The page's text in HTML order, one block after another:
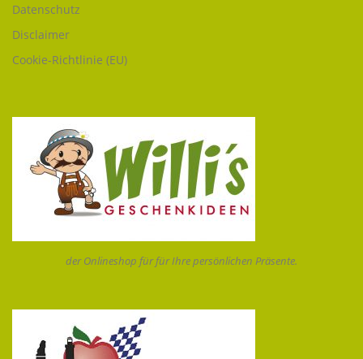
Datenschutz
Disclaimer
Cookie-Richtlinie (EU)
der Onlineshop für für Ihre persönlichen Präsente.